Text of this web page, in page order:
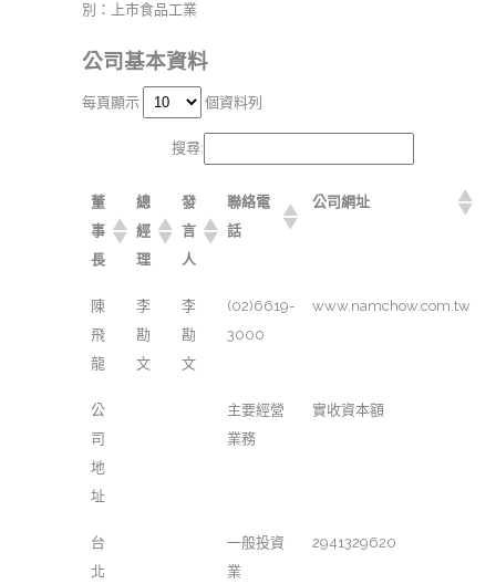
別：上市食品工業
公司基本資料
每頁顯示 個資料列
搜尋:
董
事
長
總
經
理
發
言
人
聯絡電
話
公司網址
陳
飛
龍
李
勘
文
李
勘
文
(02)6619-
3000
www.namchow.com.tw
公
司
地
址
主要經營
業務
實收資本額
台
北
一般投資
業
2941329620